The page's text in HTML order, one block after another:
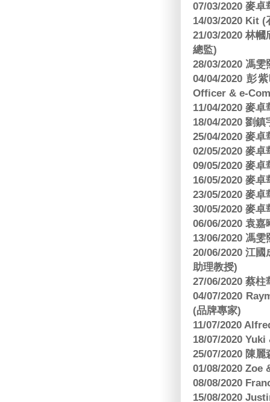
07/03/2020 麥
14/03/2020 Kit
21/03/2020 林
總監)
28/03/2020 馮
04/04/2020 彭
Officer & e-
11/04/2020 麥
18/04/2020 劉
25/04/2020 麥
02/05/2020 麥
09/05/2020 麥
16/05/2020 麥
23/05/2020 麥
30/05/2020 麥
06/06/2020 袁
13/06/2020 馮
20/06/2020 江
助理教授)
27/06/2020 蔡
04/07/2020
(品牌專家)
11/07/2020
18/07/2020
25/07/2020 陳
01/08/2020 Zoe
08/08/2020
15/08/2020